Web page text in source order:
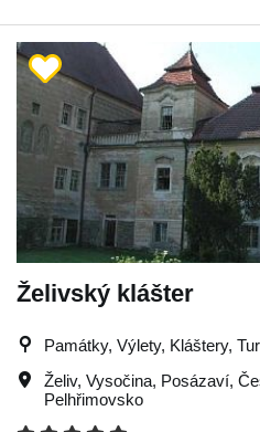
Želivský klášter
Památky, Výlety, Kláštery,
Želiv, Vysočina, Posázaví,
Pelhřimovsko